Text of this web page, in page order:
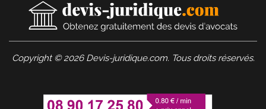
Copyright © 2026 Devis-juridique.com. Tous droits réservés.